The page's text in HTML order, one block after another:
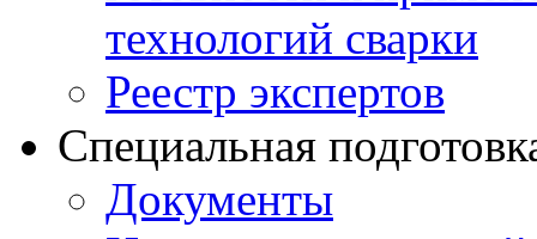
технологий сварки
Реестр экспертов
Специальная
Документы